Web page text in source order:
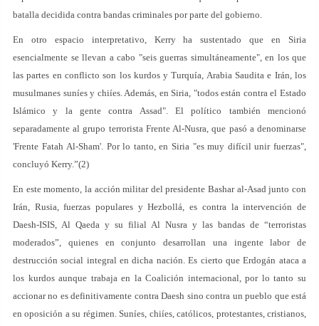
batalla decidida contra bandas criminales por parte del gobierno.
En otro espacio interpretativo, Kerry ha sustentado que en Siria
esencialmente se llevan a cabo "seis guerras simultáneamente", en los que
las partes en conflicto son los kurdos y Turquía, Arabia Saudita e Irán, los
musulmanes suníes y chiíes. Además, en Siria, "todos están contra el Estado
Islámico y la gente contra Assad". El político también mencionó
separadamente al grupo terrorista Frente Al-Nusra, que pasó a denominarse
'Frente Fatah Al-Sham'. Por lo tanto, en Siria "es muy difícil unir fuerzas",
concluyó Kerry.”(2)
En este momento, la acción militar del presidente Bashar al-Asad junto con
Irán, Rusia, fuerzas populares y Hezbollá, es contra la intervención de
Daesh-ISIS, Al Qaeda y su filial Al Nusra y las bandas de “terroristas
moderados”, quienes en conjunto desarrollan una ingente labor de
destrucción social integral en dicha nación. Es cierto que Erdogán ataca a
los kurdos aunque trabaja en la Coalición internacional, por lo tanto su
accionar no es definitivamente contra Daesh sino contra un pueblo que está
en oposición a su régimen. Suníes, chiíes, católicos, protestantes, cristianos,